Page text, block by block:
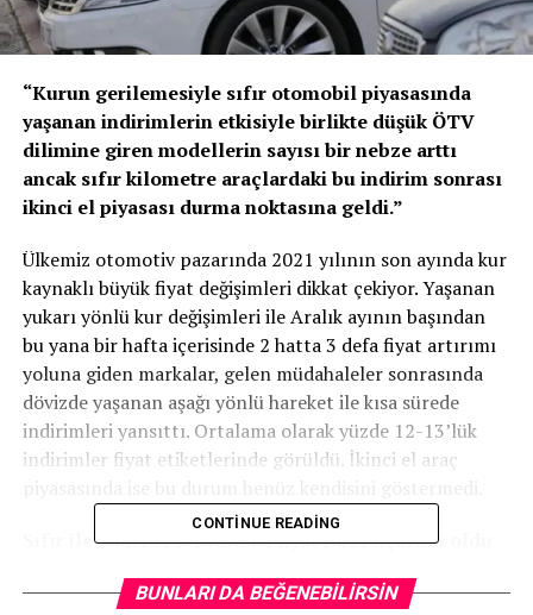
“Kurun gerilemesiyle sıfır otomobil piyasasında
yaşanan indirimlerin etkisiyle birlikte düşük ÖTV
dilimine giren modellerin sayısı bir nebze arttı
ancak sıfır kilometre araçlardaki bu indirim sonrası
ikinci el piyasası durma noktasına geldi.”
Ülkemiz otomotiv pazarında 2021 yılının son ayında kur
kaynaklı büyük fiyat değişimleri dikkat çekiyor. Yaşanan
yukarı yönlü kur değişimleri ile Aralık ayının başından
bu yana bir hafta içerisinde 2 hatta 3 defa fiyat artırımı
yoluna giden markalar, gelen müdahaleler sonrasında
dövizde yaşanan aşağı yönlü hareket ile kısa sürede
indirimleri yansıttı. Ortalama olarak yüzde 12-13’lük
indirimler fiyat etiketlerinde görüldü. İkinci el araç
Sıfır ile ikinci el arasındaki fiyat farkı uçurum oldu
CONTINUE READING
BUNLARI DA BEĞENEBILIRSIN